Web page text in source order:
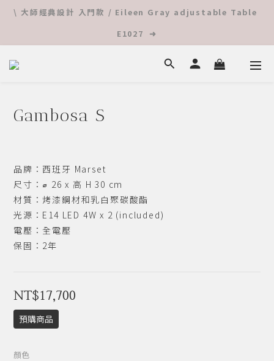
⚡️ 夏日隨機優惠 ⚡️ 限時超值單品特價 ⬇︎ 立馬查看 ⬇︎
\ 大師經典設計 入門款 / Eileen Gray adjustable Table
E1027  ➜
Online 入手柯比意 ➜ 查看更多
⚡️ 夏日隨機優惠 ⚡️ 限時超值單品特價 ⬇︎ 立馬查看 ⬇︎
Gambosa S
品牌：西班牙 Marset
尺寸：⌀ 26 x 高 H 30 cm
材質：烤漆鋼材和乳白聚碳酸酯
光源：E14 LED 4W x 2 (included)
電壓：全電壓
保固：2年
NT$17,700
預購商品
顏色